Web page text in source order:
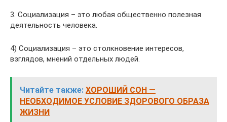
3. Социализация – это любая общественно полезная
деятельность человека.
4) Социализация – это столкновение интересов,
взглядов, мнений отдельных людей.
Читайте также: ХОРОШИЙ СОН —
НЕОБХОДИМОЕ УСЛОВИЕ ЗДОРОВОГО ОБРАЗА
ЖИЗНИ